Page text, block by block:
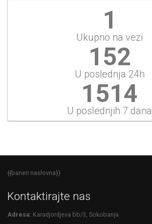
1
Ukupno na vezi
152
U poslednja 24h
1514
U poslednjih 7 dana
{{baneri naslovna}}
Kontaktirajte nas
Adresa: Karadjordjeva bb/3, Sokobanja